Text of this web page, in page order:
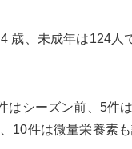
歳、未成年は124
シーズン前、5件
10件は微量栄養素